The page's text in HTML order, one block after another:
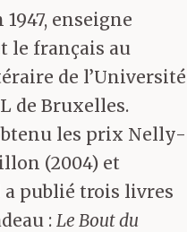
1947, enseigne
le français au
de l’Université
de Bruxelles.
les prix Nelly-
(2004) et
a publié trois livres
: Le Bout du